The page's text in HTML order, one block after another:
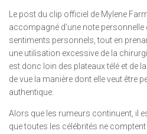
Le post du clip officiel de Mylene
accompagné d’une note
sentiments personnels, tout en
une utilisation excessive de la
est donc loin des plateaux télé et de
de vue la manière dont elle veut être
authentique.
Alors que les rumeurs continuent, il
que toutes les célébrités ne